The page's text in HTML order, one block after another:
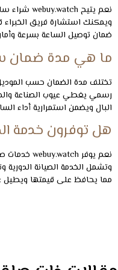
مقالات ذات صلة